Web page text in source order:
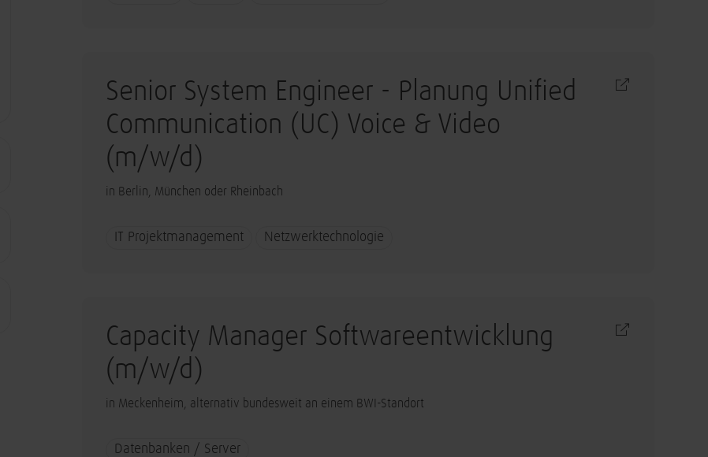
Senior System Engineer - Planung Unified
Communication (UC) Voice & Video
(m/w/d)
in Berlin, München oder Rheinbach
IT Projektmanagement Netzwerktechnologie
Capacity Manager Softwareentwicklung
(m/w/d)
in Meckenheim, alternativ bundesweit an einem BWI-Standort
Datenbanken / Server